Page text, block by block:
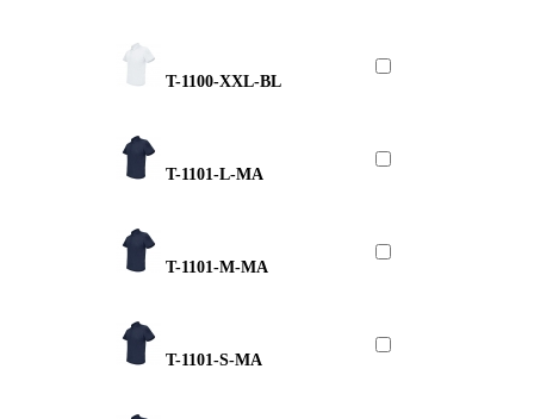
T-1100-XXL-BL
T-1101-L-MA
T-1101-M-MA
T-1101-S-MA